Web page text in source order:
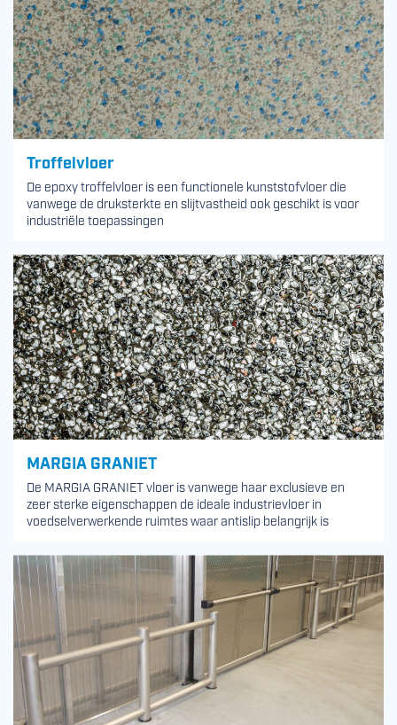
Troffelvloer
De epoxy troffelvloer is een functionele kunststofvloer die
vanwege de druksterkte en slijtvastheid ook geschikt is voor
industriële toepassingen
MARGIA GRANIET
De MARGIA GRANIET vloer is vanwege haar exclusieve en
zeer sterke eigenschappen de ideale industrievloer in
voedselverwerkende ruimtes waar antislip belangrijk is